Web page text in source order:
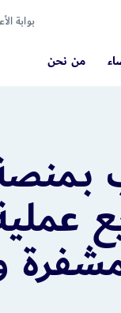
بوابة
من نحن